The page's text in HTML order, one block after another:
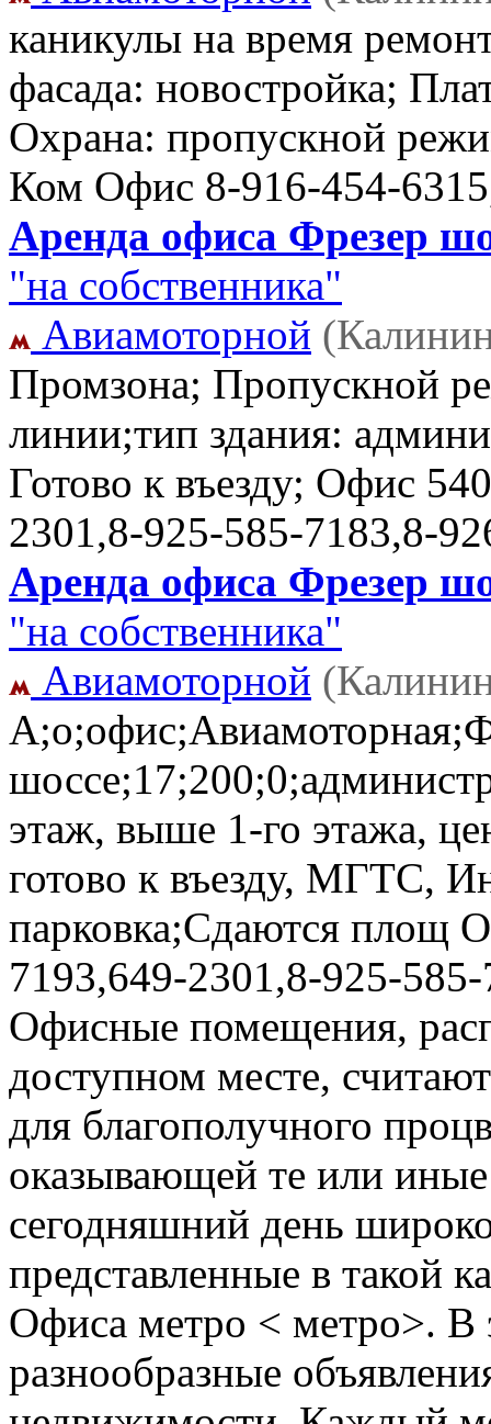
каникулы на время
фасада: новостройка;
Охрана: пропускной
Ком Офис 8-916-454-
Аренда офиса Фрезер
"на собственника"
Авиамоторной
Промзона; Пропускной
линии;тип здания:
Готово к въезду; Офис
2301,8-925-585-7183,8-
Аренда офиса Фрезер
"на собственника"
Авиамоторной
этаж, выше 1-го этажа,
готово к въезду, МГТС,
парковка;Сдаются площ
7193,649-2301,8-925-
Офисные помещения,
доступном месте,
для благополучного
оказывающей те или
сегодняшний день
представленные в такой
Офиса метро < метро>. В
разнообразные